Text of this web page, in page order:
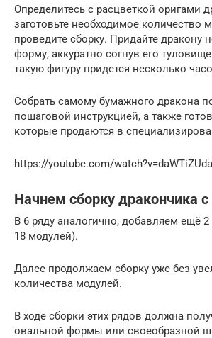
Определитесь с расцветкой оригами
заготовьте необходимое количество
проведите сборку. Придайте дракону
форму, аккуратно согнув его
такую фигуру придется несколько
Собрать самому бумажного дракона
пошаговой инструкцией, а также
которые продаются в
https://youtube.com/
Начнем сборку дракончика
В 6 ряду аналогично, добавляем ещё
18 модулей).
Далее продолжаем сборку уже без
количества модулей.
В ходе сборки этих рядов должна
овальной формы или своеобразной